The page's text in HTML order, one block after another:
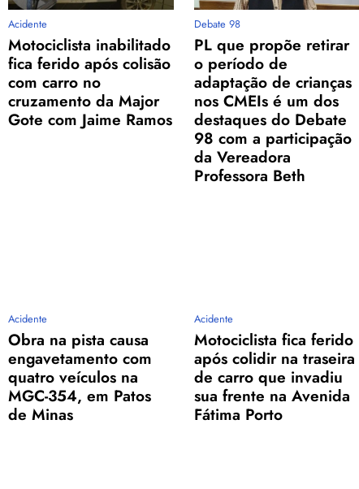
Acidente
Motociclista inabilitado
fica ferido após colisão
com carro no
cruzamento da Major
Gote com Jaime Ramos
Debate 98
PL que propõe retirar
o período de
adaptação de crianças
nos CMEIs é um dos
destaques do Debate
98 com a participação
da Vereadora
Professora Beth
Acidente
Obra na pista causa
engavetamento com
quatro veículos na
MGC-354, em Patos
de Minas
Acidente
Motociclista fica ferido
após colidir na traseira
de carro que invadiu
sua frente na Avenida
Fátima Porto